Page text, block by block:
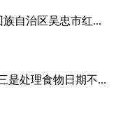
自治区吴忠市红...
是处理食物日期不...